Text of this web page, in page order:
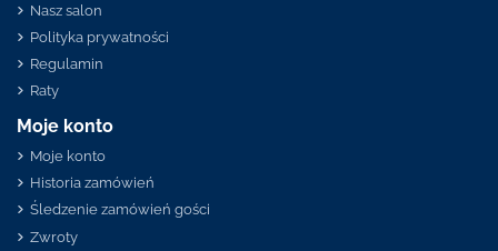
Nasz salon
Polityka prywatności
Regulamin
Raty
Moje konto
Moje konto
Historia zamówień
Śledzenie zamówień gości
Zwroty